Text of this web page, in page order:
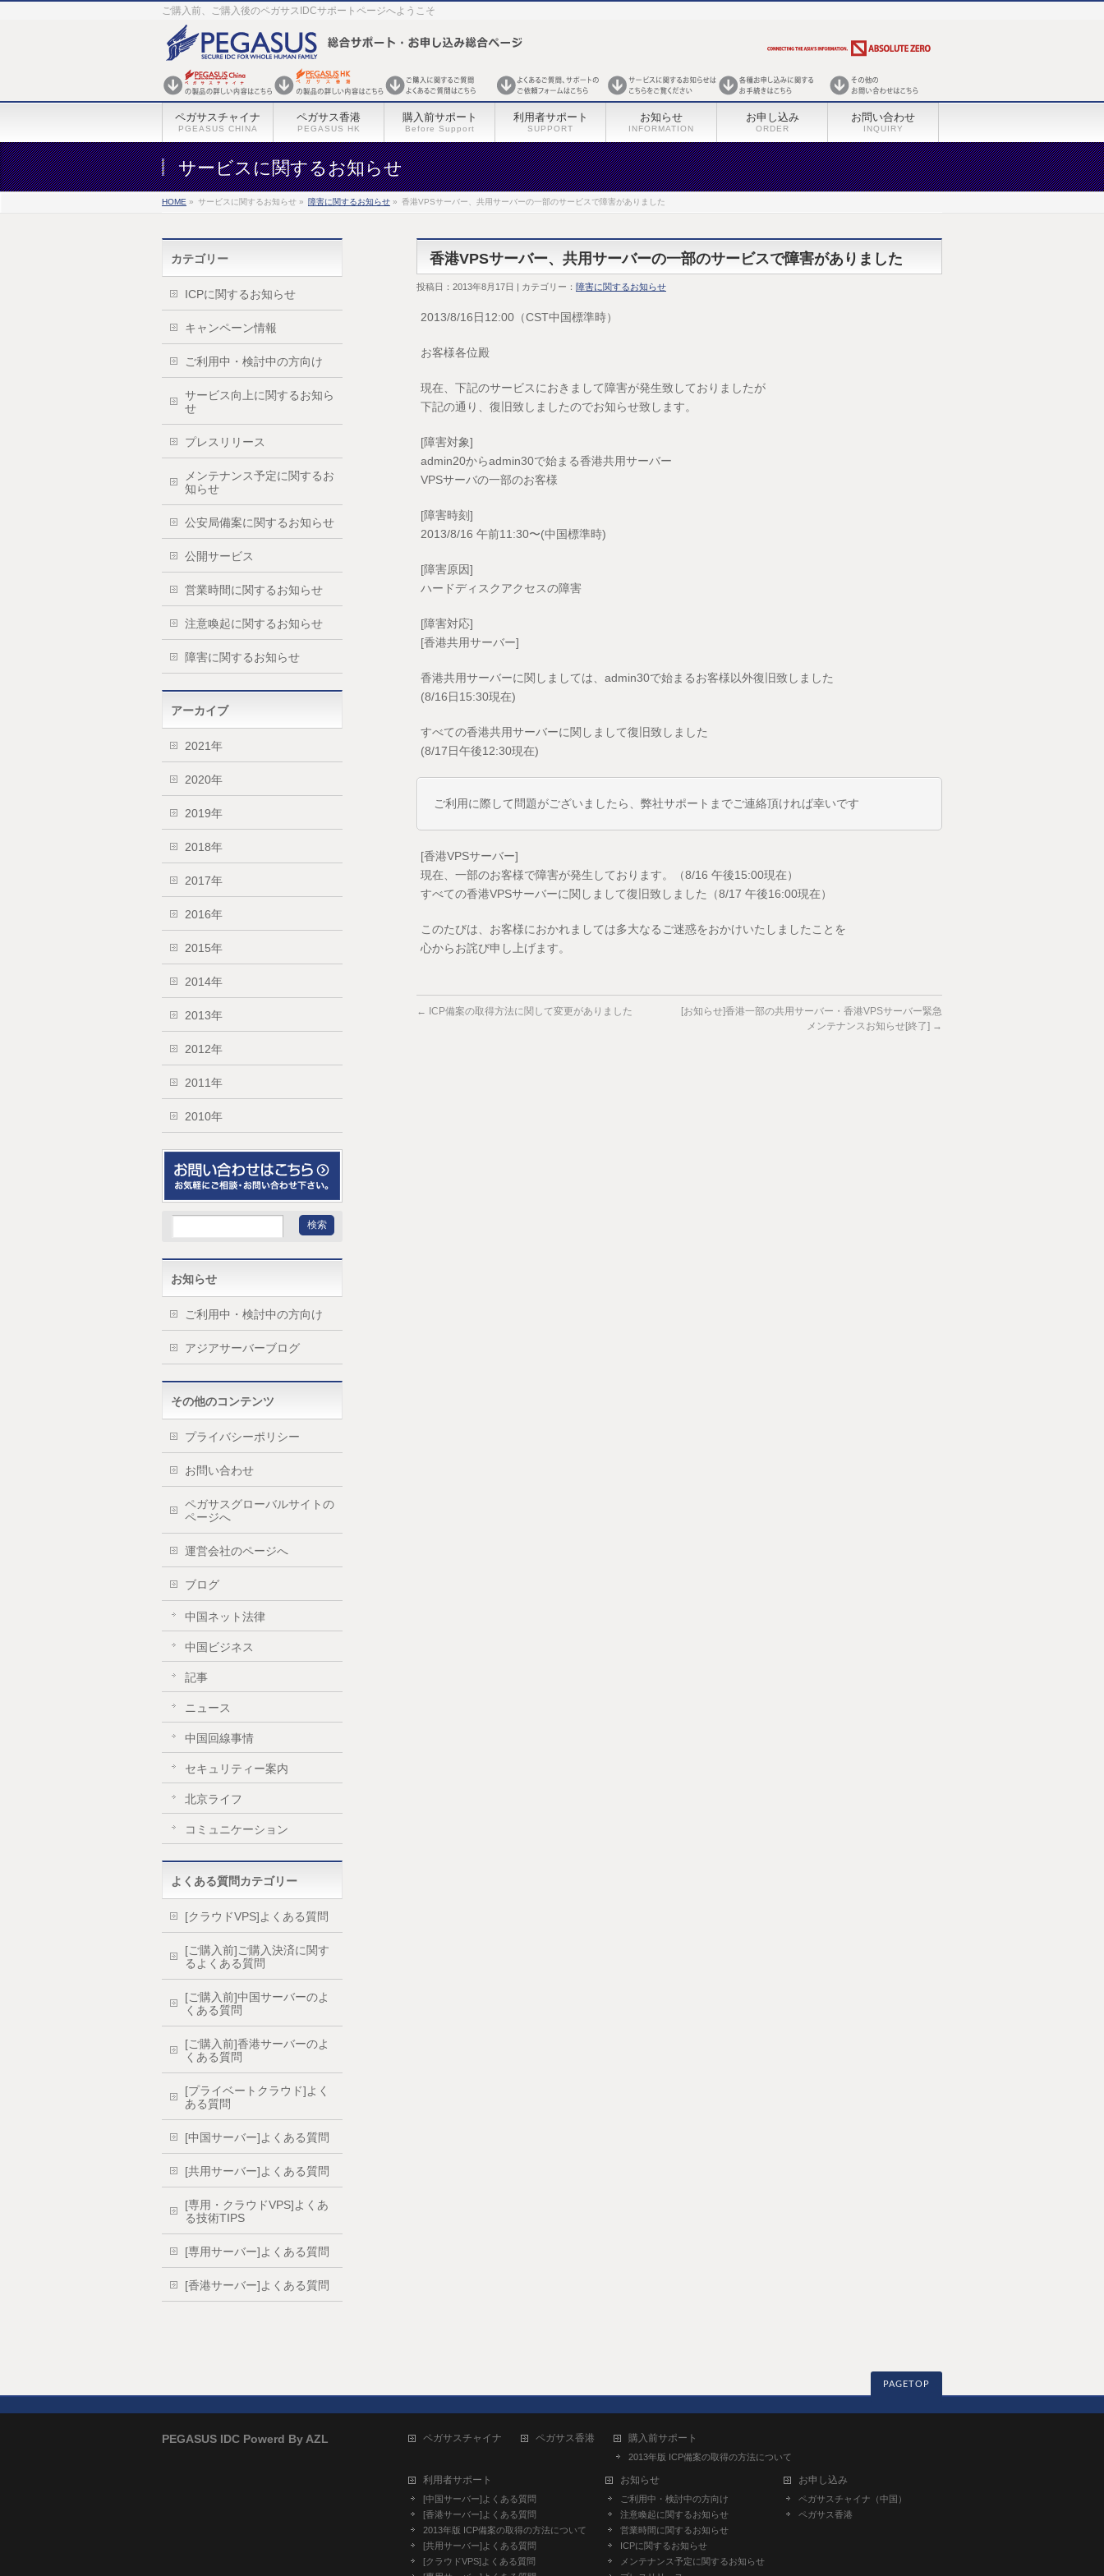
ご購入前、ご購入後のペガサスIDCサポートページへようこそ
ペガサスチャイナ
PGEASUS CHINA
ペガサス香港
PEGASUS HK
購入前サポート
Before Support
利用者サポート
SUPPORT
お知らせ
INFORMATION
お申し込み
ORDER
お問い合わせ
INQUIRY
サービスに関するお知らせ
HOME » サービスに関するお知らせ » 障害に関するお知らせ » 香港VPSサーバー、共用サーバーの一部のサービスで障害がありました
香港VPSサーバー、共用サーバーの一部のサービスで障害がありました
投稿日：2013年8月17日 | カテゴリー： 障害に関するお知らせ
2013/8/16日12:00（CST中国標準時）
お客様各位殿
現在、下記のサービスにおきまして障害が発生致しておりましたが
下記の通り、復旧致しましたのでお知らせ致します。
[障害対象]
admin20からadmin30で始まる香港共用サーバー
VPSサーバの一部のお客様
[障害時刻]
2013/8/16 午前11:30〜(中国標準時)
[障害原因]
ハードディスクアクセスの障害
[障害対応]
[香港共用サーバー]
香港共用サーバーに関しましては、admin30で始まるお客様以外復旧致しました
(8/16日15:30現在)
すべての香港共用サーバーに関しまして復旧致しました
(8/17日午後12:30現在)
ご利用に際して問題がございましたら、弊社サポートまでご連絡頂ければ幸いです
[香港VPSサーバー]
現在、一部のお客様で障害が発生しております。（8/16 午後15:00現在）
すべての香港VPSサーバーに関しまして復旧致しました（8/17 午後16:00現在）
このたびは、お客様におかれましては多大なるご迷惑をおかけいたしましたことを
心からお詫び申し上げます。
← ICP備案の取得方法に関して変更がありました
[お知らせ]香港一部の共用サーバー・香港VPSサーバー緊急
メンテナンスお知らせ[終了] →
カテゴリー
ICPに関するお知らせ
キャンペーン情報
ご利用中・検討中の方向け
サービス向上に関するお知ら
せ
プレスリリース
メンテナンス予定に関するお
知らせ
公安局備案に関するお知らせ
公開サービス
営業時間に関するお知らせ
注意喚起に関するお知らせ
障害に関するお知らせ
アーカイブ
2021年
2020年
2019年
2018年
2017年
2016年
2015年
2014年
2013年
2012年
2011年
2010年
お知らせ
ご利用中・検討中の方向け
アジアサーバーブログ
その他のコンテンツ
プライバシーポリシー
お問い合わせ
ペガサスグローバルサイトの
ページへ
運営会社のページへ
ブログ
中国ネット法律
中国ビジネス
記事
ニュース
中国回線事情
セキュリティー案内
北京ライフ
コミュニケーション
よくある質問カテゴリー
[クラウドVPS]よくある質問
[ご購入前]ご購入決済に関す
るよくある質問
[ご購入前]中国サーバーのよ
くある質問
[ご購入前]香港サーバーのよ
くある質問
[プライベートクラウド]よく
ある質問
[中国サーバー]よくある質問
[共用サーバー]よくある質問
[専用・クラウドVPS]よくあ
る技術TIPS
[専用サーバー]よくある質問
[香港サーバー]よくある質問
PAGETOP
PEGASUS IDC Powerd By AZL ペガサスチャイナ ペガサス香港 購入前サポート
2013年版 ICP備案の取得の方法について
利用者サポート
[中国サーバー]よくある質問
[香港サーバー]よくある質問
2013年版 ICP備案の取得の方法について
[共用サーバー]よくある質問
[クラウドVPS]よくある質問
お知らせ
ご利用中・検討中の方向け
注意喚起に関するお知らせ
営業時間に関するお知らせ
ICPに関するお知らせ
メンテナンス予定に関するお知らせ
お申し込み
ペガサスチャイナ（中国）
ペガサス香港